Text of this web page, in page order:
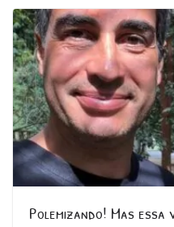
Polemizando! Mas